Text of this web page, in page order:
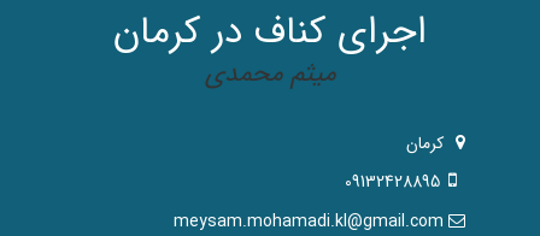
اجرای کناف در کرمان
میثم محمدی
کرمان
09132428895
meysam.mohamadi.kl@gmail.com